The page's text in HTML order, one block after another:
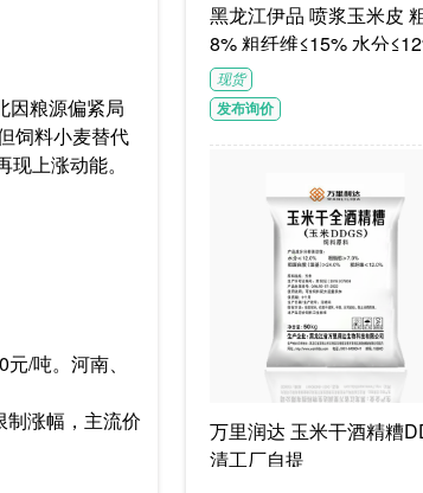
因粮源偏紧局
饲料小麦替代
上涨动能。
/吨。河南、
涨幅，主流价
黑龙江伊品 喷浆玉米皮 粗蛋白≥1
8% 粗纤维≤15% 水分
G/袋饲料级褐色或浅褐
体
现货
发布询价
万里润达 玉米干酒精糟
清工厂自提